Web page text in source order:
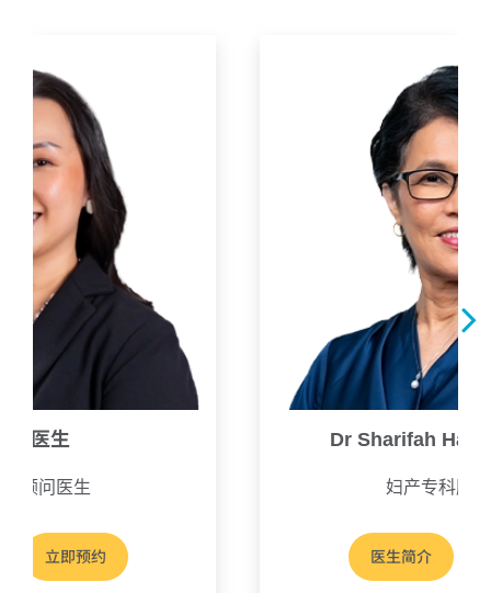
娟医生
顾问医生
立即预约
Dr Sharifah
妇产专科顾
医生简介